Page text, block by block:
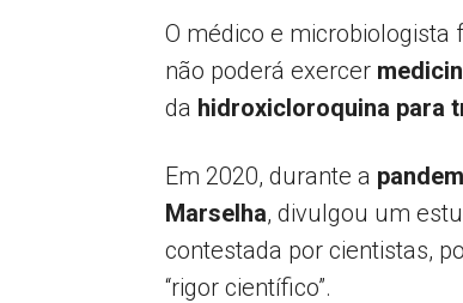
O médico e microbiologista
não poderá exercer
da hidroxicloroquina para
Em 2020, durante a
Marselha, divulgou um
contestada por cientistas,
“rigor científico”.